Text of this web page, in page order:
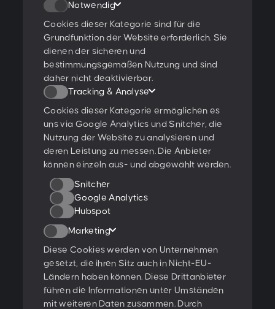
Notwendig
Cookies dieser Kategorie sind für die
Grundfunktion der Website erforderlich. Sie
dienen der sicheren und
bestimmungsgemäßen Nutzung und sind
daher nicht deaktivierbar.
Tracking & Analyse
Cookies dieser Kategorie ermöglichen es
uns via Google Analytics und Snitcher, die
Nutzung der Website zu analysieren und
deren Leistung zu messen. Die Anbieter
können einzeln aus- und abgewählt werden.
Snitcher
Google Analytics
Hubspot
Marketing
Diese Cookies werden von Unternehmen
gesetzt, die ihren Sitz auch in Nicht-EU-
Ländern haben können. Diese Drittanbieter
führen die Informationen unter Umständen
mit weiteren Daten zusammen. Durch
+43 1 47 07 922
contact@peschke.at
Newsletter abonnieren
Ich stimme denDatenschutzbestimmungenzu.
Ratings & Qualifikationen
Weitere Projekte:
Behance
Dribbble
Folge uns: